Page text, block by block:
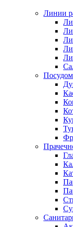
Линии